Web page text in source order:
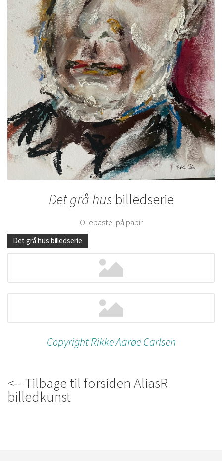
Det grå hus billedserie
Oliepastel på papir
Det grå hus billedserie
Copyright Rikke Aarøe Carlsen
<-- Tilbage til forsiden AliasR
billedkunst